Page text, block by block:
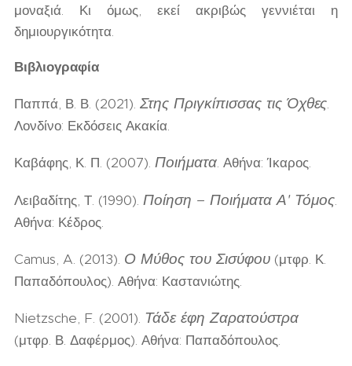
μοναξιά. Κι όμως, εκεί ακριβώς γεννιέται η
δημιουργικότητα.
Βιβλιογραφία
Παππά, Β. Β. (2021). Στης Πριγκίπισσας τις Όχθες.
Λονδίνο: Εκδόσεις Ακακία.
Καβάφης, Κ. Π. (2007). Ποιήματα. Αθήνα: Ίκαρος.
Λειβαδίτης, Τ. (1990). Ποίηση – Ποιήματα Α' Τόμος.
Αθήνα: Κέδρος.
Camus, A. (2013). Ο Μύθος του Σισύφου (μτφρ. Κ.
Παπαδόπουλος). Αθήνα: Καστανιώτης.
Nietzsche, F. (2001). Τάδε έφη Ζαρατούστρα
(μτφρ. Β. Δαφέρμος). Αθήνα: Παπαδόπουλος.